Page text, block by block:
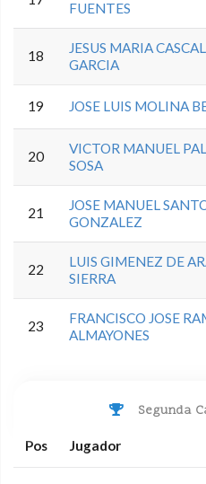
FUENTES
18
JESUS MARIA
GARCIA
19 JOSE LUIS MOLINA
20
VICTOR MANUEL
SOSA
21
JOSE MANUEL
GONZALEZ
22
LUIS GIMENEZ DE
SIERRA
23
FRANCISCO JOSE
ALMAYONES
Segunda
Pos Jugador